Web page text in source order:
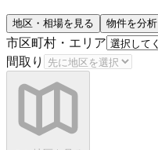
地区・相場を見る 物件を分析
市区町村・エリア
間取り